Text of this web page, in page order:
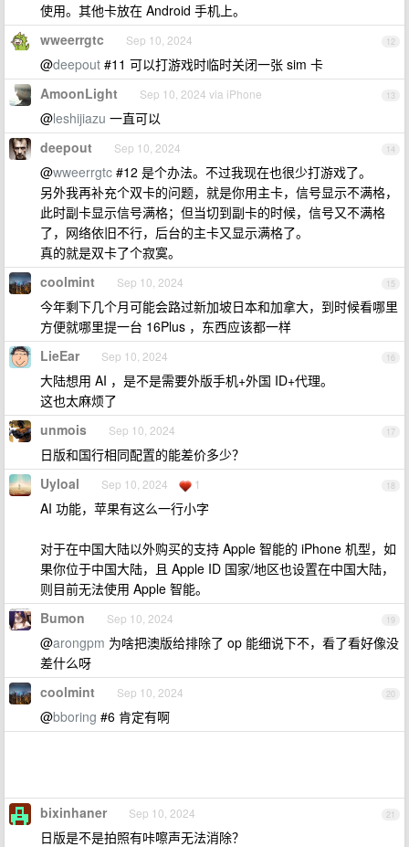
使用。其他卡放在 Android 手机上。
12
wweerrgtc Sep 10, 2024
@deepout #11 可以打游戏时临时关闭一张 sim 卡
13
AmoonLight Sep 10, 2024 via iPhone
@leshijiazu 一直可以
14
deepout Sep 10, 2024
@wweerrgtc #12 是个办法。不过我现在也很少打游戏了。
另外我再补充个双卡的问题，就是你用主卡，信号显示不满格，
此时副卡显示信号满格；但当切到副卡的时候，信号又不满格
了，网络依旧不行，后台的主卡又显示满格了。
真的就是双卡了个寂寞。
15
coolmint Sep 10, 2024
今年剩下几个月可能会路过新加坡日本和加拿大，到时候看哪里
方便就哪里提一台 16Plus ，东西应该都一样
16
LieEar Sep 10, 2024
大陆想用 AI ，是不是需要外版手机+外国 ID+代理。
这也太麻烦了
17
unmois Sep 10, 2024
日版和国行相同配置的能差价多少？
18
Uyloal Sep 10, 2024 1
AI 功能，苹果有这么一行小字
对于在中国大陆以外购买的支持 Apple 智能的 iPhone 机型，如
果你位于中国大陆，且 Apple ID 国家/地区也设置在中国大陆，
则目前无法使用 Apple 智能。
19
Bumon Sep 10, 2024
@arongpm 为啥把澳版给排除了 op 能细说下不，看了看好像没
差什么呀
20
coolmint Sep 10, 2024
@bboring #6 肯定有啊
21
bixinhaner Sep 10, 2024
日版是不是拍照有咔嚓声无法消除？